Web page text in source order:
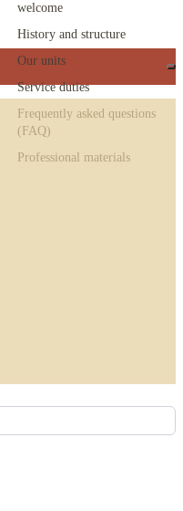
welcome
History and structure
Our units
Service duties
Frequently asked questions
(FAQ)
Professional materials